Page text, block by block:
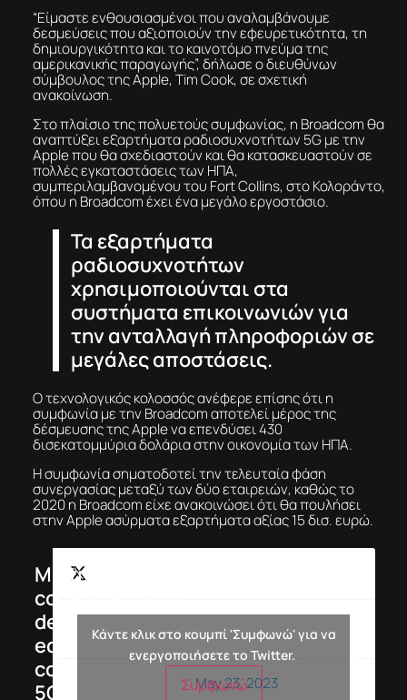
“Είμαστε ενθουσιασμένοι που αναλαμβάνουμε
δεσμεύσεις που αξιοποιούν την εφευρετικότητα, τη
δημιουργικότητα και το καινοτόμο πνεύμα της
αμερικανικής παραγωγής”, δήλωσε ο διευθύνων
σύμβουλος της Apple, Tim Cook, σε σχετική
ανακοίνωση.
Στο πλαίσιο της πολυετούς συμφωνίας, η Broadcom θα
αναπτύξει εξαρτήματα ραδιοσυχνοτήτων 5G με την
Apple που θα σχεδιαστούν και θα κατασκευαστούν σε
πολλές εγκαταστάσεις των ΗΠΑ,
συμπεριλαμβανομένου του Fort Collins, στο Κολοράντο,
όπου η Broadcom έχει ένα μεγάλο εργοστάσιο.
Τα εξαρτήματα
ραδιοσυχνοτήτων
χρησιμοποιούνται στα
συστήματα επικοινωνιών για
την ανταλλαγή πληροφοριών σε
μεγάλες αποστάσεις.
Ο τεχνολογικός κολοσσός ανέφερε επίσης ότι η
συμφωνία με την Broadcom αποτελεί μέρος της
δέσμευσης της Apple να επενδύσει 430
δισεκατομμύρια δολάρια στην οικονομία των ΗΠΑ.
Η συμφωνία σηματοδοτεί την τελευταία φάση
συνεργασίας μεταξύ των δύο εταιρειών, καθώς το
2020 η Broadcom είχε ανακοινώσει ότι θα πουλήσει
στην Apple ασύρματα εξαρτήματα αξίας 15 δισ. ευρώ.
Multi-year
collaboration to
develop cutting-
edge wireless
connectivity and
5G components
— Charlie Kawwas
(@CharlieKawwas)
May 23, 2023
Κάντε κλικ στο κουμπί 'Συμφωνώ' για να
ενεργοποιήσετε το Twitter.
Συμφωνώ